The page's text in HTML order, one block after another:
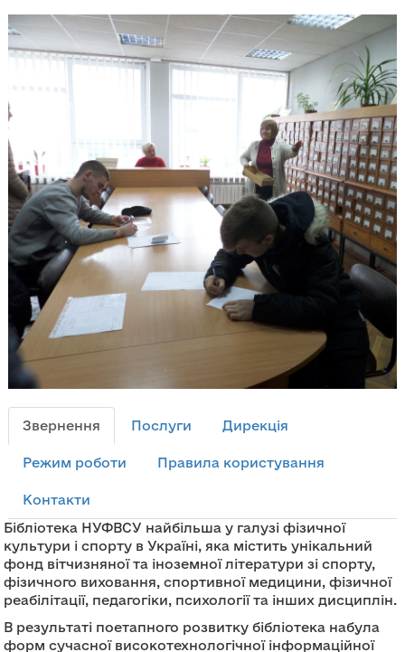
Звернення Послуги Дирекція
Режим роботи Правила користування
Контакти
Бібліотека НУФВСУ найбільша у галузі фізичної
культури і спорту в Україні, яка містить унікальний
фонд вітчизняної та іноземної літератури зі спорту,
фізичного виховання, спортивної медицини, фізичної
реабілітації, педагогіки, психології та інших дисциплін.
В результаті поетапного розвитку бібліотека набула
форм сучасної високотехнологічної інформаційної